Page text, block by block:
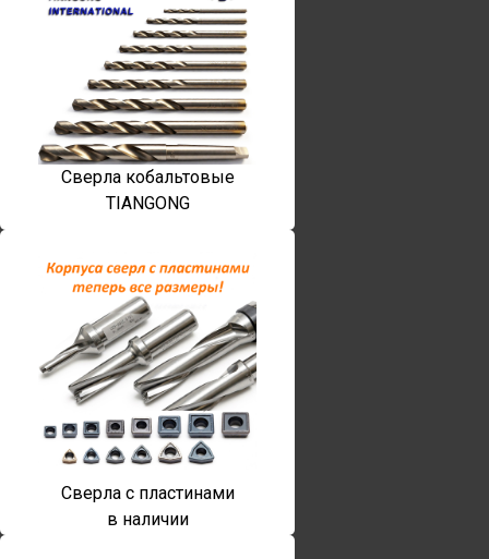
Сверла кобальтовые
TIANGONG
Сверла с пластинами
в наличии